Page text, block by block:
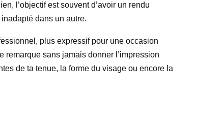
l’objectif est souvent d’avoir un rendu
dans un autre.
plus expressif pour une occasion
sans jamais donner l’impression
de ta tenue, la forme du visage ou encore la